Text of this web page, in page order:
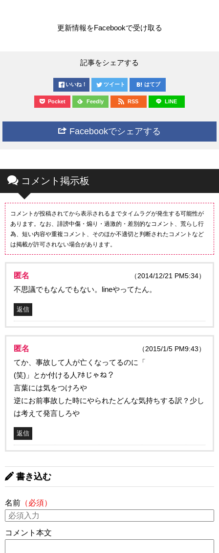
更新情報をFacebookで受け取る
記事をシェアする
いいね！ ツイート はてブ
Pocket Feedly RSS LINE
Facebookでシェアする
コメント掲示板
コメントが投稿されてから表示されるまでタイムラグが発生する可能性が
あります。なお、誹謗中傷・煽り・過激的・差別的なコメント、荒らし行
為、短い内容や重複コメント、そのほか不適切と判断されたコメントなど
は掲載が許可されない場合があります。
匿名 （2014/12/21 PM5:34）
不思議でもなんでもない。lineやってたん。
返信
匿名 （2015/1/5 PM9:43）
てか、事故して人が亡くなってるのに「
(笑)」とか付ける人ｱﾎじゃね？
言葉には気をつけろや
逆にお前事故した時にやられたどんな気持ちする訳？少し
は考えて発言しろや
返信
書き込む
名前 （必須）
コメント本文